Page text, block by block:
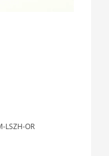
LSZH-OR